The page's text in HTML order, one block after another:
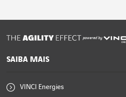
powered by
SAIBA MAIS
VINCI Energies